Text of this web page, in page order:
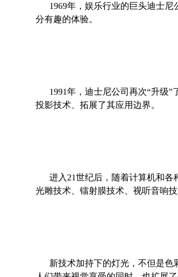
1969年，娱乐行业的巨头迪士
分有趣的体验。
1991年，迪士尼公司再次“升级
投影技术、拓展了其应用边界。
进入21世纪后，随着计算机和
光雕技术、镭射膜技术、视听音响
新技术加持下的灯光，不但是